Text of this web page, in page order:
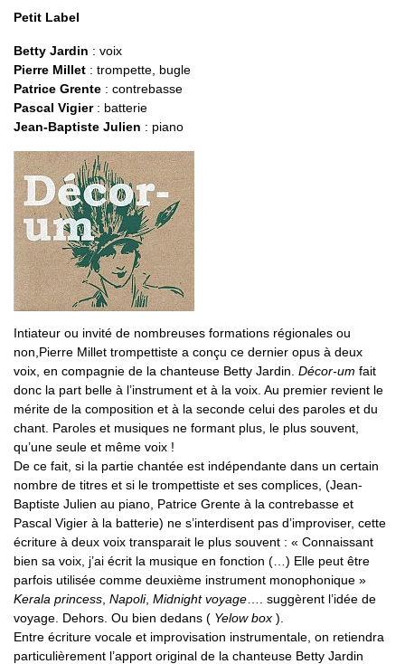
Petit Label
Betty Jardin : voix
Pierre Millet : trompette, bugle
Patrice Grente : contrebasse
Pascal Vigier: batterie
Jean-Baptiste Julien : piano
Intiateur ou invité de nombreuses formations régionales ou
non,Pierre Millet trompettiste a conçu ce dernier opus à deux
voix, en compagnie de la chanteuse Betty Jardin. Décor-um fait
donc la part belle à l’instrument et à la voix. Au premier revient le
mérite de la composition et à la seconde celui des paroles et du
chant. Paroles et musiques ne formant plus, le plus souvent,
qu’une seule et même voix !
De ce fait, si la partie chantée est indépendante dans un certain
nombre de titres et si le trompettiste et ses complices, (Jean-
Baptiste Julien au piano, Patrice Grente à la contrebasse et
Pascal Vigier à la batterie) ne s’interdisent pas d’improviser, cette
écriture à deux voix transparait le plus souvent : « Connaissant
bien sa voix, j’ai écrit la musique en fonction (…) Elle peut être
parfois utilisée comme deuxième instrument monophonique »
Kerala princess Napoli, Midnight voyage …. suggèrent l’idée de
voyage. Dehors. Ou bien dedans ( Yelow box ).
Entre écriture vocale et improvisation instrumentale, on retiendra
particulièrement l’apport original de la chanteuse Betty Jardin